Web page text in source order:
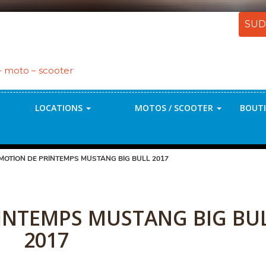
moto – scooter
LOCATIONS MOTOS / SCOOTER
DE PRINTEMPS MUSTANG BIG BULL 2017
MUSTANG BIG
2017